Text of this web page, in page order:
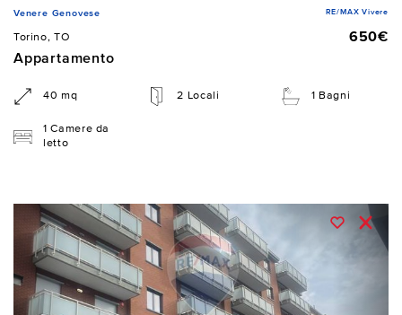
Venere Genovese RE/MAX Vivere
Torino, TO
650€
Appartamento
40 mq 2 Locali 1 Bagni
1 Camere da
letto